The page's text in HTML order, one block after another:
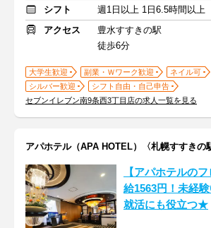
シフト
週1日以上 1日6.5時間以上
アクセス
豊水すすきの駅
徒歩6分
大学生歓迎 副業・Ｗワーク歓迎
ネイル可
シルバー歓迎
シフト自由・自己申告
セブンイレブン南9条西3丁目店の求人一覧を見る
アパホテル（APA HOTEL）〈札幌すすきの
【アパホテルの
給1563円！未経
就活にも役立つ★